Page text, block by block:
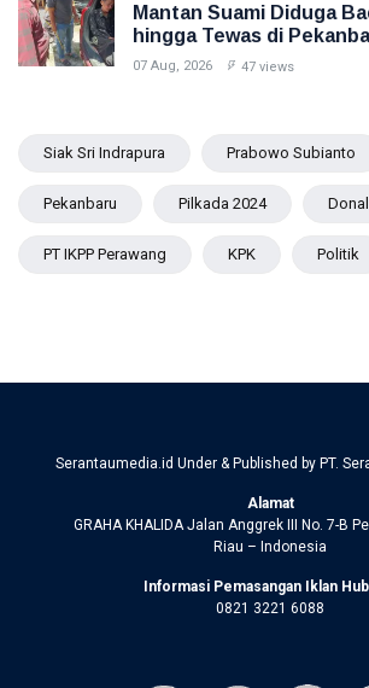
Mantan Suami Diduga
hingga Tewas di
07 Aug, 2026 47 views
Siak Sri Indrapura Prabowo Subianto
Pekanbaru Pilkada 2024
PT IKPP Perawang KPK Politik
Serantaumedia.id Under & Published by PT.
Alamat
GRAHA KHALIDA Jalan Anggrek III No. 7-B
Riau – Indonesia
Informasi Pemasangan Iklan
0821 3221 6088